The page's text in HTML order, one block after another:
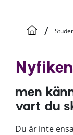
/
men
vart du
Du är inte